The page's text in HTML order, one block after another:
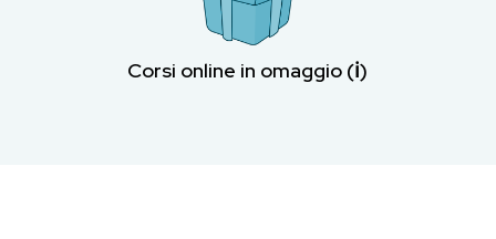
Corsi online in omaggio (ℹ︎)